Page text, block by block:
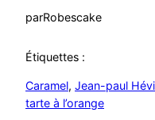
parRobescake
Étiquettes :
Caramel, Jean-paul
tarte à l’orange